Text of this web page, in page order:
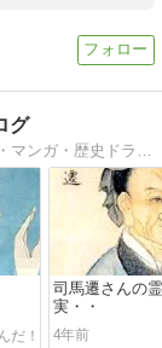
グ
司馬遷さんの
実・・
4年前